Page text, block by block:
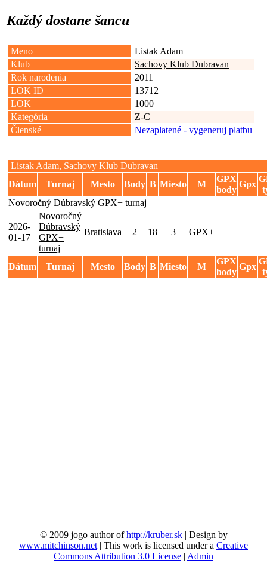
Každý dostane šancu
Meno
Listak Adam
Klub
Sachovy Klub Dubravan
Rok narodenia
2011
LOK ID
13712
LOK
1000
Kategória
Z-C
Členské
Nezaplatené - vygeneruj platbu
Listak Adam, Sachovy Klub Dubravan
Dátum
Turnaj Mesto Body B Miesto M
GPX
body
Gpx
Novoročný Dúbravský GPX+ turnaj
2026-
01-17
Novoročný
Dúbravský
GPX+
turnaj
Bratislava 2 18 3 GPX+
Dátum Turnaj Mesto Body B Miesto M
GPX
body
Gpx
© 2009 jogo author ofhttp://kruber.sk| Design by
www.mitchinson.net | This work is licensed under a Creative
Commons Attribution 3.0 License | Admin